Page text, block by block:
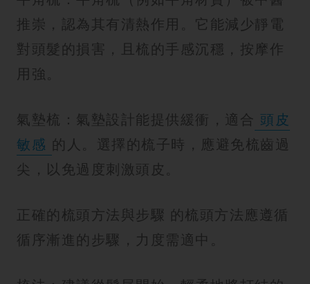
推崇，認為其有清熱作用。它能減少靜電
對頭髮的損害，且梳的手感沉穩，按摩作
用強。
氣墊梳：氣墊設計能提供緩衝，適合 頭皮
敏感 的人。選擇的梳子時，應避免梳齒過
尖，以免過度刺激頭皮。
正確的梳頭方法與步驟 的梳頭方法應遵循
循序漸進的步驟，力度需適中。